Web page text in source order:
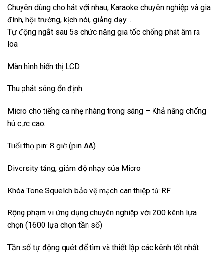
Chuyên dùng cho hát với nhau, Karaoke chuyên nghiệp và gia
đình, hội trường, kịch nói, giảng dạy…
Tự động ngắt sau 5s chức năng gia tốc chống phát âm ra
loa
Màn hình hiển thị LCD.
Thu phát sóng ổn định.
Micro cho tiếng ca nhẹ nhàng trong sáng – Khả năng chống
hú cực cao.
Tuổi thọ pin: 8 giờ (pin AA)
Diversity tăng, giảm độ nhạy của Micro
Khóa Tone Squelch bảo vệ mạch can thiệp từ RF
Rộng phạm vi ứng dụng chuyên nghiệp với 200 kênh lựa
chọn (1600 lựa chọn tần số)
Tần số tự động quét để tìm và thiết lập các kênh tốt nhất